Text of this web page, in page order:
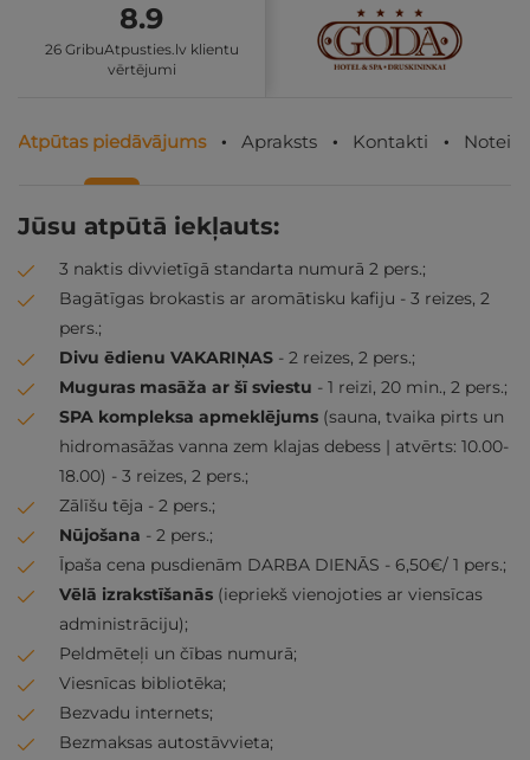
8.9
26 GribuAtpusties.lv klientu
vērtējumi
Atpūtas piedāvājums Apraksts Kontakti
Jūsu atpūtā iekļauts:
3 naktis divvietīgā standarta numurā 2 pers.;
Bagātīgas brokastis ar aromātisku kafiju - 3 reizes, 2
pers.;
Divu ēdienu VAKARIŅAS - 2 reizes, 2 pers.;
Muguras masāža ar šī sviestu - 1 reizi, 20 min., 2 pers.;
SPA kompleksa apmeklējums (sauna, tvaika pirts un
hidromasāžas vanna zem klajas debess | atvērts: 10.00-
18.00) - 3 reizes, 2 pers.;
Zālīšu tēja - 2 pers.;
Nūjošana - 2 pers.;
Īpaša cena pusdienām DARBA DIENĀS - 6,50€/ 1 pers.;
Vēlā izrakstīšanās (iepriekš vienojoties ar viensīcas
administrāciju);
Peldmēteļi un čības numurā;
Viesnīcas bibliotēka;
Bezvadu internets;
Bezmaksas autostāvvieta;